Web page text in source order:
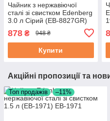
Чайник з нержавіючої
сталі зі свистком Edenberg
3.0 л Сірий (EB-8827GR)
878 ₴ 948 ₴
Купити
Акційні пропозиції та
Топ продажів –11%